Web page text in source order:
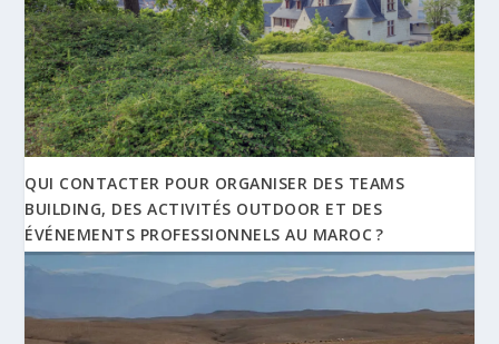
QUI CONTACTER POUR ORGANISER DES TEAMS
BUILDING, DES ACTIVITÉS OUTDOOR ET DES
ÉVÉNEMENTS PROFESSIONNELS AU MAROC ?